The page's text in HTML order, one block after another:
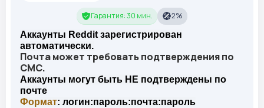
Гарантия: 30 мин.
2%
Аккаунты Reddit зарегистрирован
автоматически.
Почта может требовать подтверждения по
СМС.
Аккаунты могут быть НЕ подтверждены по
почте
Формат: логин:пароль:почта:пароль